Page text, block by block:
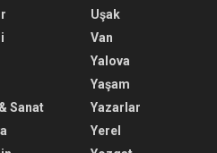
Sanat
Uşak
Van
Yalova
Yaşam
Yazarlar
Yerel